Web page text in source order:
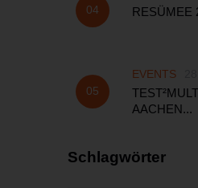
RESÜMEE
EVENTS
AACHEN...
Schlagwörter